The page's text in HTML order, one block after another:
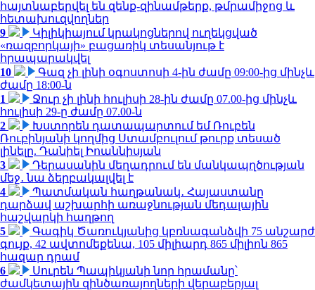
հայտնաբերվել են զենք-զինամթերք, թմրամիջոց և
հետախուզվողներ
9
Կիլիկիայում կրակոցներով ուղեկցված
«ռազբորկայի» բացառիկ տեսանյութ է
հրապարակվել
10
Գազ չի լինի օգոստոսի 4-ին ժամը 09:00-ից մինչև
ժամը 18:00-ն
1
Ջուր չի լինի հուլիսի 28-ին ժամը 07.00-ից մինչև
հուլիսի 29-ը ժամը 07.00-ն
2
Խստորեն դատապարտում եմ Ռուբեն
Ռուբինյանի կողմից Ստամբուլում թուրք տեսած
լինելը. Դանիել Իոաննիսյան
3
Դերասանին մեղադրում են մանկապղծության
մեջ․ նա ձերբակալվել է
4
Պատմական հաղթանակ․ Հայաստանը
դարձավ աշխարհի առաջնության մեդալային
հաշվարկի հաղթող
5
Գագիկ Ծառուկյանից կբռնագանձվի 75 անշարժ
գույք, 42 ավտոմեքենա, 105 միլիարդ 865 միլիոն 865
հազար դրամ
6
Սուրեն Պապիկյանի նոր հրամանը՝
ժամկետային զինծառայողների վերաբերյալ